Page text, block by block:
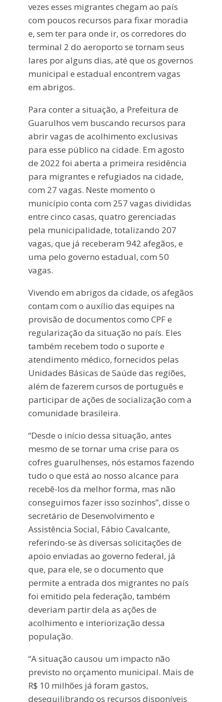
vezes esses migrantes chegam ao país
com poucos recursos para fixar moradia
e, sem ter para onde ir, os corredores do
terminal 2 do aeroporto se tornam seus
lares por alguns dias, até que os governos
municipal e estadual encontrem vagas
em abrigos.
Para conter a situação, a Prefeitura de
Guarulhos vem buscando recursos para
abrir vagas de acolhimento exclusivas
para esse público na cidade. Em agosto
de 2022 foi aberta a primeira residência
para migrantes e refugiados na cidade,
com 27 vagas. Neste momento o
município conta com 257 vagas divididas
entre cinco casas, quatro gerenciadas
pela municipalidade, totalizando 207
vagas, que já receberam 942 afegãos, e
uma pelo governo estadual, com 50
vagas.
Vivendo em abrigos da cidade, os afegãos
contam com o auxílio das equipes na
provisão de documentos como CPF e
regularização da situação no país. Eles
também recebem todo o suporte e
atendimento médico, fornecidos pelas
Unidades Básicas de Saúde das regiões,
além de fazerem cursos de português e
participar de ações de socialização com a
comunidade brasileira.
“Desde o início dessa situação, antes
mesmo de se tornar uma crise para os
cofres guarulhenses, nós estamos fazendo
tudo o que está ao nosso alcance para
recebê-los da melhor forma, mas não
conseguimos fazer isso sozinhos”, disse o
secretário de Desenvolvimento e
Assistência Social, Fábio Cavalcante,
referindo-se às diversas solicitações de
apoio enviadas ao governo federal, já
que, para ele, se o documento que
permite a entrada dos migrantes no país
foi emitido pela federação, também
deveriam partir dela as ações de
acolhimento e interiorização dessa
população.
“A situação causou um impacto não
previsto no orçamento municipal. Mais de
R$ 10 milhões já foram gastos,
desequilibrando os recursos disponíveis